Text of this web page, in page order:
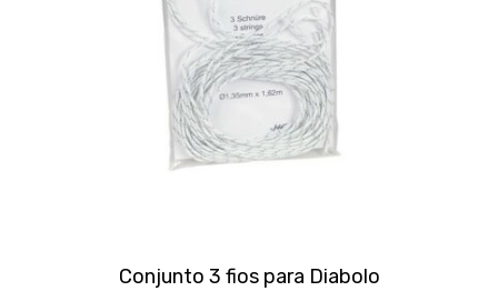
Conjunto 3 fios para Diabolo